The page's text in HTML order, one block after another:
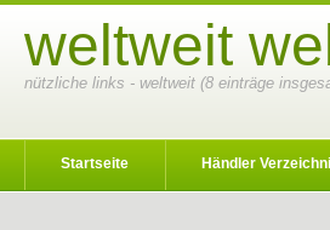
weltweit
nützliche links - weltweit (8 einträge
Startseite Händler